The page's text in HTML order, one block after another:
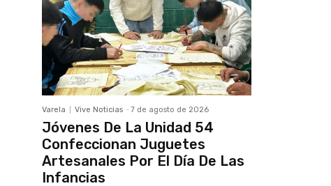
Varela Vive Noticias - 7 de agosto de 2026
Jóvenes De La Unidad 54
Confeccionan Juguetes
Artesanales Por El Día De Las
Infancias